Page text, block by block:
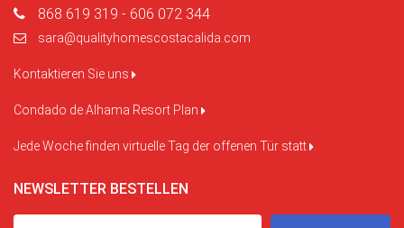
868 619 319 - 606 072 344
sara@qualityhomescostacalida.com
Kontaktieren Sie uns
Condado de Alhama Resort Plan
Jede Woche finden virtuelle Tag der offenen Tür statt
NEWSLETTER BESTELLEN